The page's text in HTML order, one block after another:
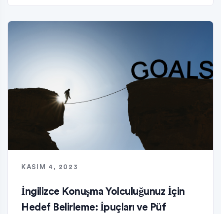
KASIM 4, 2023
İngilizce Konuşma Yolculuğunuz İçin
Hedef Belirleme: İpuçları ve Püf